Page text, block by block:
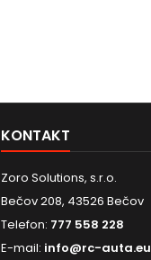
KONTAKT
Zoro Solutions, s.r.o.
Bečov 208, 43526 Bečov
Telefon: 777 558 228
E-mail: info@rc-auta.eu